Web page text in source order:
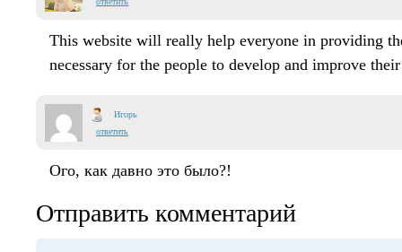
This website will really help everyone in providing
necessary for the people to develop and improve
Игорь
ответить
Ого, как давно это было?!
Отправить комментарий